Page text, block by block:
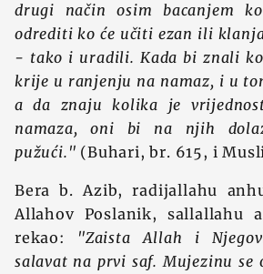
drugi način osim bacanjem
odrediti ko će učiti ezan ili
- tako i uradili. Kada bi znali
krije u ranjenju na namaz, i u
a da znaju kolika je
namaza, oni bi na njih
pužući." (Buhari, br. 615, i
Bera b. Azib, radijallahu
Allahov Poslanik, sallallahu
rekao:
"Zaista Allah i
salavat na prvi saf. Mujezinu se